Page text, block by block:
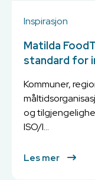
Inspirasjon
Matilda
standard for
Kommuner,
og
ISO/I...
Les mer